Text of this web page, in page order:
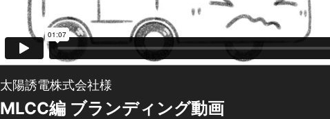
太陽誘電株式会社様
MLCC編 ブランディング動画